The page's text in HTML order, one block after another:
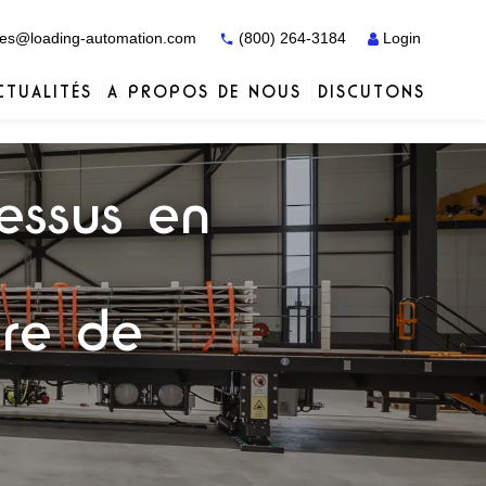
automation.com (800) 264-3184 Login
Études de cas Services
Études de cas Services
Services
A PROPOS DE NOUS
Distributeurs Actiw
DISCUTONS
en
de